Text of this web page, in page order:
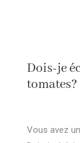
Dois-je
tomates?
Vous avez